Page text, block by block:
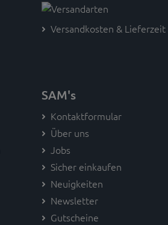
Versandkosten & Lieferzeit
SAM's
Kontaktformular
Über uns
Jobs
Sicher einkaufen
Neuigkeiten
Newsletter
Gutscheine